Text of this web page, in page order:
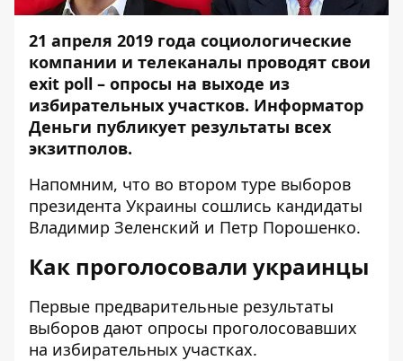
21 апреля 2019 года социологические
компании и телеканалы проводят свои
exit poll – опросы на выходе из
избирательных участков. Информатор
Деньги публикует результаты всех
экзитполов.
Напомним, что во втором туре выборов
президента Украины сошлись кандидаты
Владимир Зеленский и Петр Порошенко.
Как проголосовали украинцы
Первые предварительные результаты
выборов дают опросы проголосовавших
на избирательных участках.